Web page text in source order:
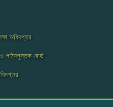
অধিদপ্তর
ও পাঠ্যপুস্তক বোর্ড